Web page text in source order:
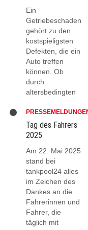
Ein
Getriebeschaden
gehört zu den
kostspieligsten
Defekten, die ein
Auto treffen
können. Ob
durch
altersbedingten
Tag des Fahrers
2025
Am 22. Mai 2025
stand bei
tankpool24 alles
im Zeichen des
Dankes an die
Fahrerinnen und
Fahrer, die
täglich mit